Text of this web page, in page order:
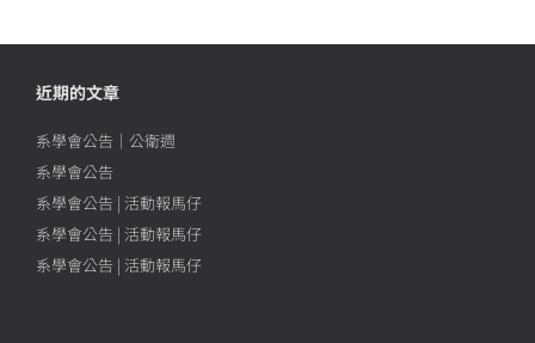
近期的文章
系學會公告｜公衛週
系學會公告
系學會公告 | 活動報馬仔
系學會公告 | 活動報馬仔
系學會公告 | 活動報馬仔